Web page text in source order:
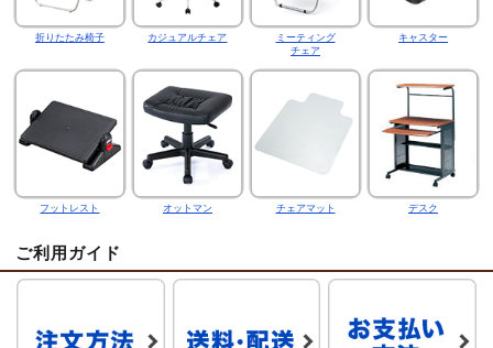
折りたたみ椅子 カジュアルチェア
ミーティング
チェア
キャスター
フットレスト オットマン チェアマット デスク
ご利用ガイド